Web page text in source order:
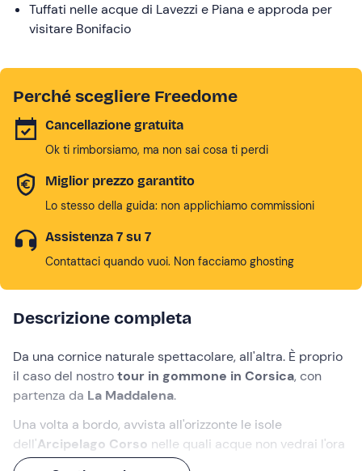
Tuffati nelle acque di Lavezzi e Piana e approda per
visitare Bonifacio
Perché scegliere Freedome
Cancellazione gratuita
Ok ti rimborsiamo, ma non sai cosa ti perdi
Miglior prezzo garantito
Lo stesso della guida: non applichiamo commissioni
Assistenza 7 su 7
Contattaci quando vuoi. Non facciamo ghosting
Descrizione completa
Da una cornice naturale spettacolare, all'altra. È proprio
il caso del nostrotour in gommone in Corsica, con
partenza da La Maddalena.
Una volta a bordo, avvista all'orizzonte le isole
dell'Arcipelago Corso nelle quali acque non vedrai l'ora
di tuffarti:LavezziePiana. E immaginati esplorare il